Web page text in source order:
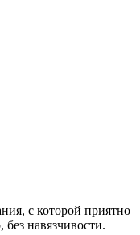
с которой приятно
навязчивости.